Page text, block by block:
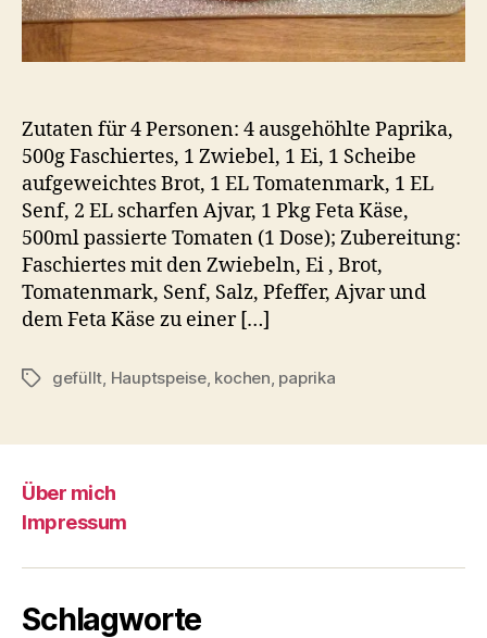
Zutaten für 4 Personen: 4 ausgehöhlte Paprika,
500g Faschiertes, 1 Zwiebel, 1 Ei, 1 Scheibe
aufgeweichtes Brot, 1 EL Tomatenmark, 1 EL
Senf, 2 EL scharfen Ajvar, 1 Pkg Feta Käse,
500ml passierte Tomaten (1 Dose); Zubereitung:
Faschiertes mit den Zwiebeln, Ei , Brot,
Tomatenmark, Senf, Salz, Pfeffer, Ajvar und
dem Feta Käse zu einer […]
Schlagwörter
gefüllt, Hauptspeise, kochen, paprika
Über mich
Impressum
Schlagworte